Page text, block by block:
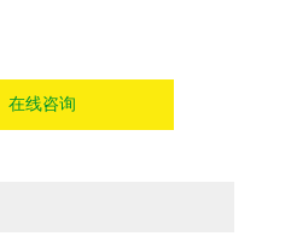
在线咨询